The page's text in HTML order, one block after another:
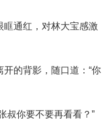
通红，对林大宝感激
的背影，随口道：“你
你要不要再看看？”